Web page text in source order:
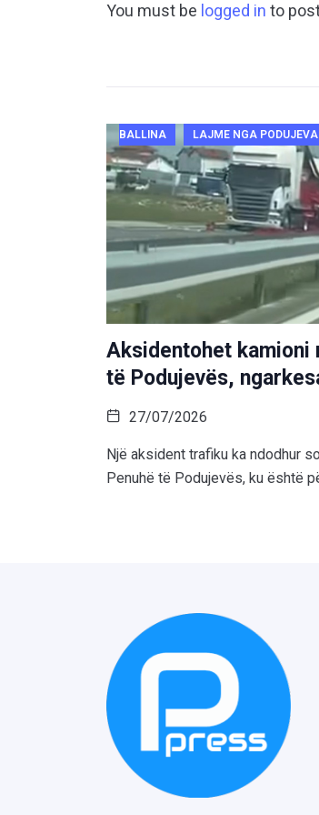
You must be logged in to
BALLINA LAJME NGA PODUJEVA
Aksidentohet kamioni
të Podujevës,
27/07/2026
Një aksident trafiku ka ndodhur
Penuhë të Podujevës, ku është